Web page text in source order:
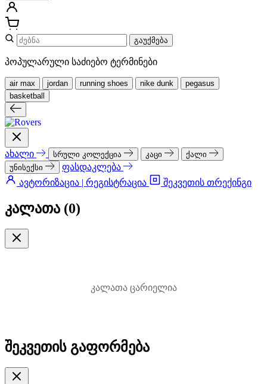
გაუქმება
პოპულარული საძიებო ტერმინები
air max jordan running shoes nike dunk
pegasus
basketball
ახალი სრული კოლექცია კაცი
ქალი
უნისექსი
ფასდაკლება
ავტორიზაცია | რეგისტრაცია
შეკვეთის თრექინგი
კალათა (0)
კალათა ცარიელია
შეკვეთის გაფორმება